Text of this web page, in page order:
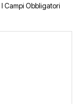
I Campi Obbligatori